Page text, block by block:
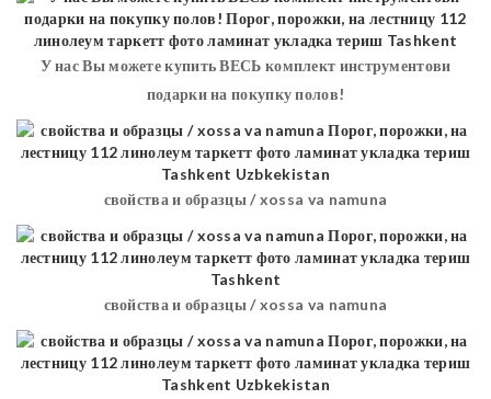
У нас Вы можете купить ВЕСЬ комплект инструментови
подарки на покупку полов!
свойства и образцы / xossa va namuna
свойства и образцы / xossa va namuna